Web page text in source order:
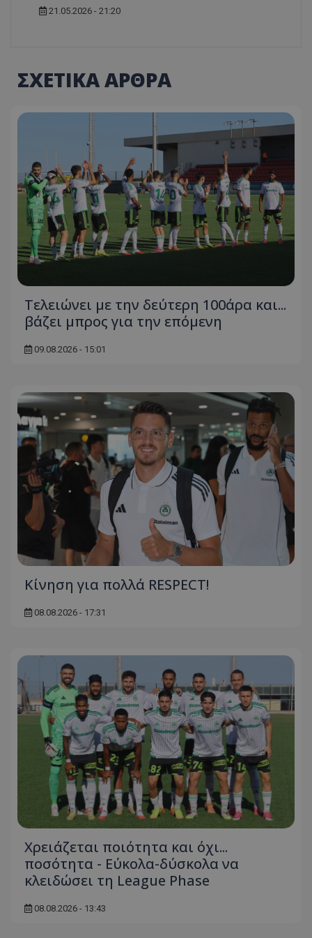
21.05.2026 - 21:20
ΣΧΕΤΙΚΑ ΑΡΘΡΑ
Τελειώνει με την δεύτερη 100άρα και...
βάζει μπρος για την επόμενη
09.08.2026 - 15:01
Κίνηση για πολλά RESPECT!
08.08.2026 - 17:31
Χρειάζεται ποιότητα και όχι...
ποσότητα - Εύκολα-δύσκολα να
κλειδώσει τη League Phase
08.08.2026 - 13:43